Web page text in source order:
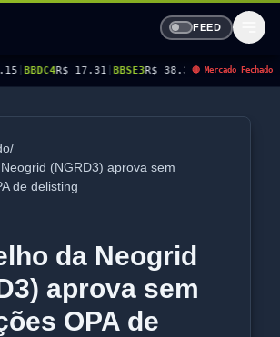
FEED
17.31|BBSE3R$ 38.38|BEES3R$ 8.78|BEES4R$
🔴 Mercado Fechado
/
(NGRD3) aprova sem
de delisting
da Neogrid
aprova sem
OPA de